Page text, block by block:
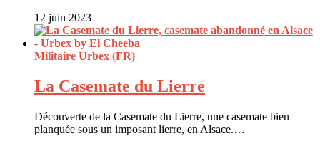
12 juin 2023
Militaire Urbex (FR)
La Casemate du Lierre
Découverte de la Casemate du Lierre, une casemate bien
planquée sous un imposant lierre, en Alsace.…